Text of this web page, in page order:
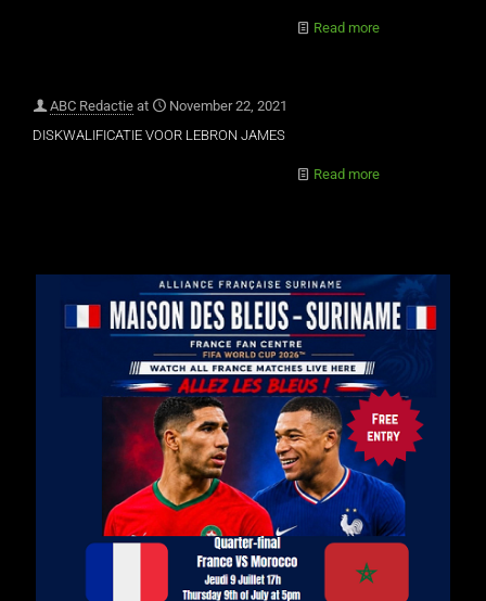
Read more
ABC Redactie at
November 22, 2021
DISKWALIFICATIE VOOR LEBRON JAMES
Read more